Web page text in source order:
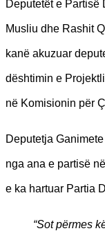
Deputetët e Partisë
Musliu dhe Rashit
kanë akuzuar
dështimin e
në Komisionin për
Deputetja
nga ana e partisë
e ka hartuar Partia
“Sot përmes